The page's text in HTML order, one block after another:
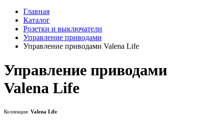
Главная
Каталог
Розетки и выключатели
Управление приводами
Управление приводами Valena Life
Управление приводами
Valena Life
Коллекция: Valena Life